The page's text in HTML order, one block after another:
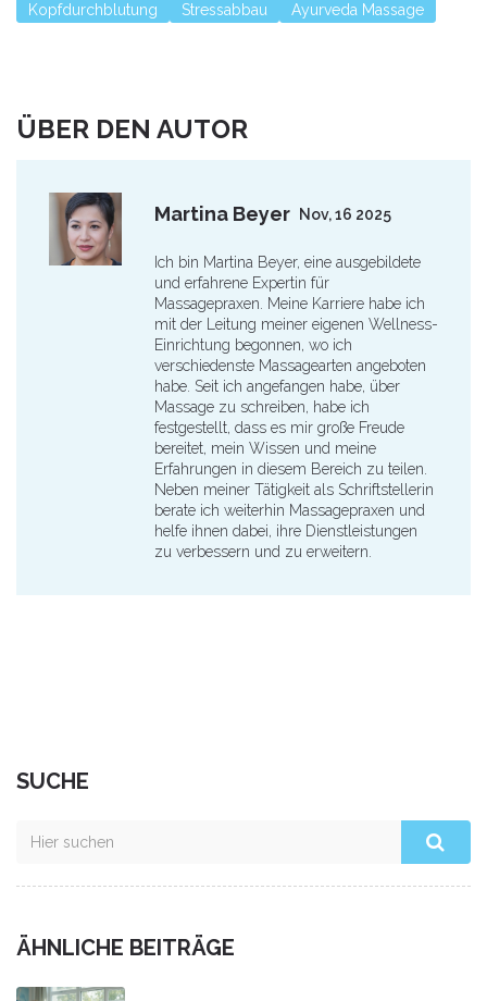
Kopfdurchblutung
Stressabbau Ayurveda Massage
ÜBER DEN AUTOR
Martina Beyer Nov, 16 2025
Ich bin Martina Beyer, eine ausgebildete
und erfahrene Expertin für
Massagepraxen. Meine Karriere habe ich
mit der Leitung meiner eigenen Wellness-
Einrichtung begonnen, wo ich
verschiedenste Massagearten angeboten
habe. Seit ich angefangen habe, über
Massage zu schreiben, habe ich
festgestellt, dass es mir große Freude
bereitet, mein Wissen und meine
Erfahrungen in diesem Bereich zu teilen.
Neben meiner Tätigkeit als Schriftstellerin
berate ich weiterhin Massagepraxen und
helfe ihnen dabei, ihre Dienstleistungen
zu verbessern und zu erweitern.
SUCHE
ÄHNLICHE BEITRÄGE